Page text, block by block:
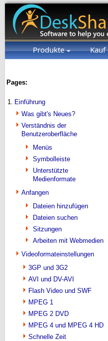
Produkte Kauf
Pages:
1. Einführung
Was gibt's Neues?
Verständnis der
Benutzeroberfläche
Menüs
Symbolleiste
Unterstützte
Medienformate
Anfangen
Dateien hinzufügen
Dateien suchen
Sitzungen
Arbeiten mit Webmedien
Videoformateinstellungen
3GP und 3G2
AVI und DV-AVI
Flash Video und SWF
MPEG 1
MPEG 2 DVD
MPEG 4 und MPEG 4 HD
Schnelle Zeit